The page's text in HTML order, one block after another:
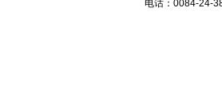
电话：0084-24-